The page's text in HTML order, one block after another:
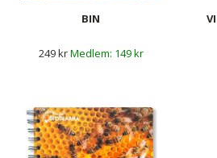
BIN
249 kr 149 kr